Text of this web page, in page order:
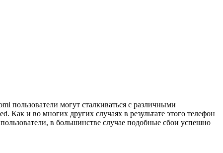
пользователи могут сталкиваться с различными
Как и во многих других случаях в результате этого телефон
в большинстве случае подобные сбои успешно